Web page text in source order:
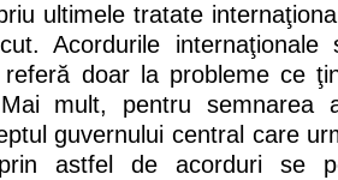
ultimele tratate
Acordurile internaţionale
doar la probleme ce
mult, pentru semnarea
guvernului central care
astfel de acorduri se